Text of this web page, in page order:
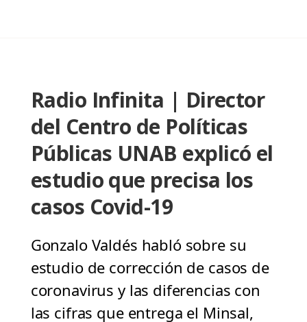
Radio Infinita | Director
del Centro de Políticas
Públicas UNAB explicó el
estudio que precisa los
casos Covid-19
Gonzalo Valdés habló sobre su
estudio de corrección de casos de
coronavirus y las diferencias con
las cifras que entrega el Minsal,